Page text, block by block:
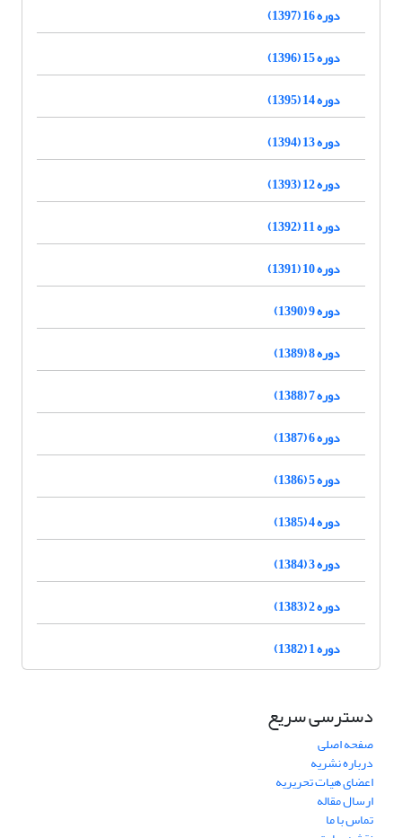
دوره 16 (1397)
دوره 15 (1396)
دوره 14 (1395)
دوره 13 (1394)
دوره 12 (1393)
دوره 11 (1392)
دوره 10 (1391)
دوره 9 (1390)
دوره 8 (1389)
دوره 7 (1388)
دوره 6 (1387)
دوره 5 (1386)
دوره 4 (1385)
دوره 3 (1384)
دوره 2 (1383)
دوره 1 (1382)
دسترسی سریع
صفحه اصلی
درباره نشریه
اعضای هیات تحریریه
ارسال مقاله
تماس با ما